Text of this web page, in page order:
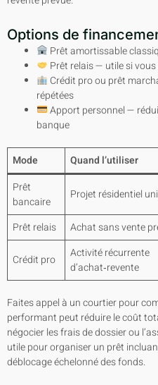
Options de
Prêt amortissable
Prêt relais — utile si
Crédit pro ou prêt
répétées
Apport personnel —
banque
Mode Quand l’utiliser
Prêt
bancaire
Projet résidentiel
Prêt relais
Achat sans vente
Crédit pro
Activité récurrente
d’achat‑revente
Faites appel à un courtier pour
performant peut réduire le coût
négocier les frais de dossier ou
utile pour organiser un prêt
déblocage échelonné des fonds.